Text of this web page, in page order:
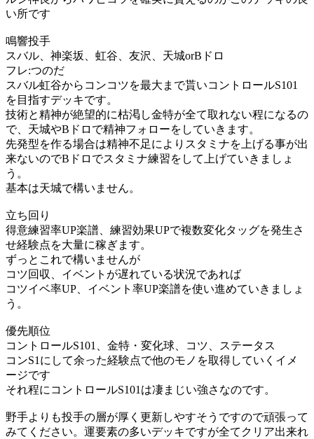
い所です
鳴響投手
スバル、神楽坂、虹谷、友沢、天城orBドロ
フレ:つのだ
スバル虹谷からコンコツを最大まで貰いコントロールS101
を目指すデッキです。
技術と精神が絶望的に枯渇し金特が全て取れない程になるの
で、天城やBドロで精神フォローをしていきます。
先発型を作る場合は精神不足によりスタミナを上げる事が出
来ないのでBドロでスタミナ練習をして上げていきましょ
う。
基本は天城で構いません。
立ち回り
得意練習率UP楽譜、練習効果UPで複数変化タッグを発生さ
せ経験点を大量に稼ぎます。
ずっとこれで構いませんが
コツ回収、イベントが遅れている状況であれば
コツイベ率UP、イベント率UP楽譜を使い進めていきましょ
う。
優先順位
コントロールS101、金特・変化球、コツ、ステータス
コンS1にして余った経験点で他のモノを取得していくイメ
ージです
それ程にコントロールS101は凄まじい強さなのです。
野手よりも投手の層が厚く更新しやすそうですので頑張って
みてください。運要素の多いデッキですが全てクリア出来れ